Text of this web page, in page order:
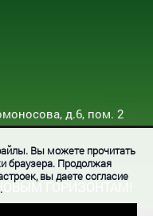
д.6, пом. 2
ГОРИЗОНТАМ!
Вы можете прочитать
браузера. Продолжая
вы даете согласие